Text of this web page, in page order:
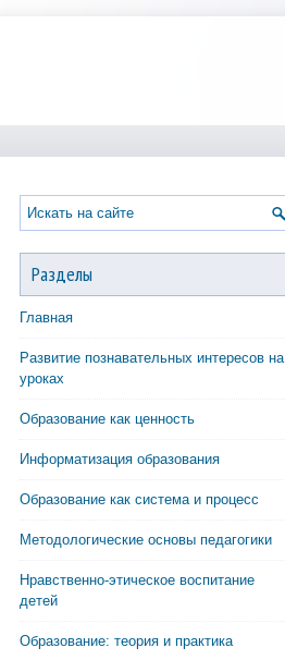
Разделы
Главная
Развитие познавательных интересов на
уроках
Образование как ценность
Информатизация образования
Образование как система и процесс
Методологические основы педагогики
Нравственно-этическое воспитание
детей
Образование: теория и практика